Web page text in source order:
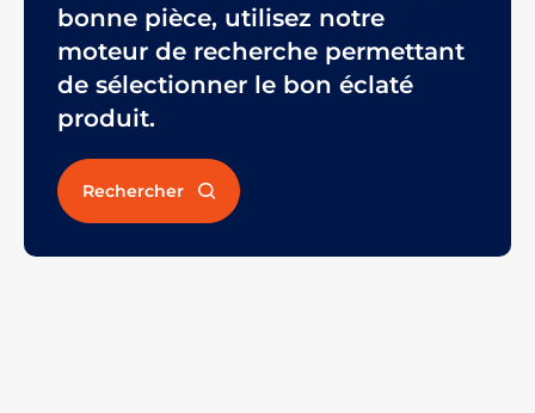
bonne pièce, utilisez notre
moteur de recherche permettant
de sélectionner le bon éclaté
produit.
Rechercher